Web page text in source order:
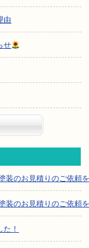
由
せ
装のお見積りのご依頼
装のお見積りのご依頼
！